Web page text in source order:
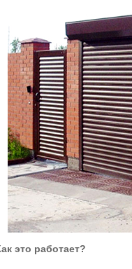
это работает?